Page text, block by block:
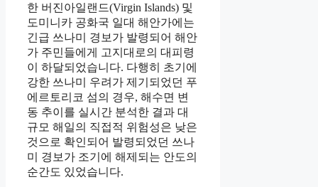
한 버진아일랜드(Virgin Islands) 및
도미니카 공화국 일대 해안가에는
긴급 쓰나미 경보가 발령되어 해안
가 주민들에게 고지대로의 대피령
이 하달되었습니다. 다행히 초기에
강한 쓰나미 우려가 제기되었던 푸
에르토리코 섬의 경우, 해수면 변
동 추이를 실시간 분석한 결과 대
규모 해일의 직접적 위험성은 낮은
것으로 확인되어 발령되었던 쓰나
미 경보가 조기에 해제되는 안도의
순간도 있었습니다.